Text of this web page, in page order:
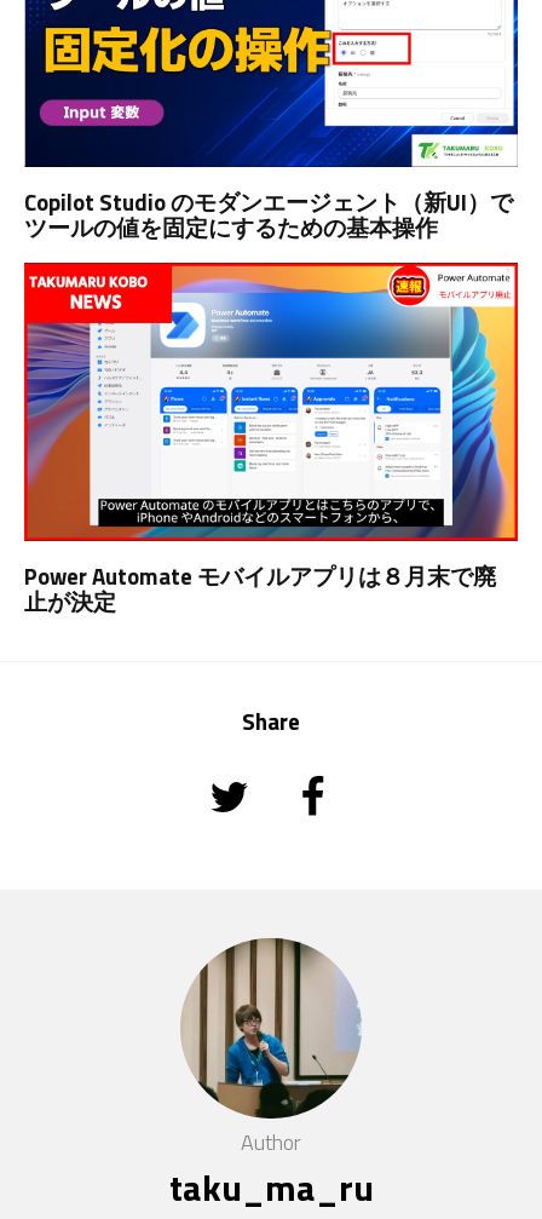
Copilot Studio のモダンエージェント（新UI）で
ツールの値を固定にするための基本操作
Power Automate モバイルアプリは８月末で廃
止が決定
Share
Author
taku_ma_ru